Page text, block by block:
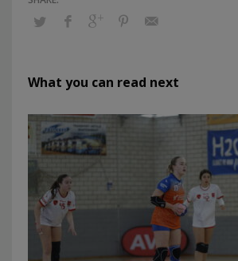
What you can read next